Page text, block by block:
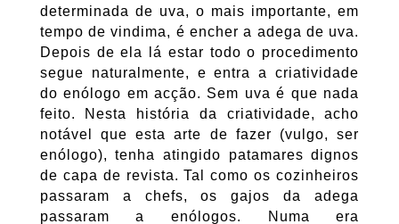
determinada de uva, o mais importante, em
tempo de vindima, é encher a adega de uva.
Depois de ela lá estar todo o procedimento
segue naturalmente, e entra a criatividade
do enólogo em acção. Sem uva é que nada
feito. Nesta história da criatividade, acho
notável que esta arte de fazer (vulgo, ser
enólogo), tenha atingido patamares dignos
de capa de revista. Tal como os cozinheiros
passaram a chefs, os gajos da adega
passaram a enólogos. Numa era